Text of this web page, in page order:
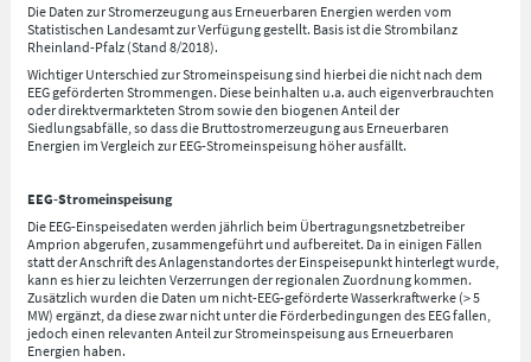
Die Daten zur Stromerzeugung aus Erneuerbaren Energien werden vom
Statistischen Landesamt zur Verfügung gestellt. Basis ist die Strombilanz
Rheinland-Pfalz (Stand 8/2018).
Wichtiger Unterschied zur Stromeinspeisung sind hierbei die nicht nach dem
EEG geförderten Strommengen. Diese beinhalten u.a. auch eigenverbrauchten
oder direktvermarkteten Strom sowie den biogenen Anteil der
Siedlungsabfälle, so dass die Bruttostromerzeugung aus Erneuerbaren
Energien im Vergleich zur EEG-Stromeinspeisung höher ausfällt.
EEG-Stromeinspeisung
Die EEG-Einspeisedaten werden jährlich beim Übertragungsnetzbetreiber
Amprion abgerufen, zusammengeführt und aufbereitet. Da in einigen Fällen
statt der Anschrift des Anlagenstandortes der Einspeisepunkt hinterlegt wurde,
kann es hier zu leichten Verzerrungen der regionalen Zuordnung kommen.
Zusätzlich wurden die Daten um nicht-EEG-geförderte Wasserkraftwerke (> 5
MW) ergänzt, da diese zwar nicht unter die Förderbedingungen des EEG fallen,
jedoch einen relevanten Anteil zur Stromeinspeisung aus Erneuerbaren
Energien haben.